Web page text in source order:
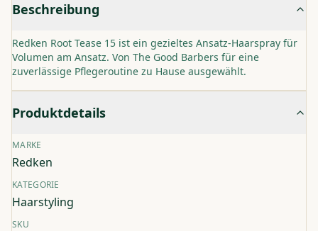
Beschreibung
Redken Root Tease 15 ist ein gezieltes Ansatz-Haarspray für
Volumen am Ansatz. Von The Good Barbers für eine
zuverlässige Pflegeroutine zu Hause ausgewählt.
Produktdetails
MARKE
Redken
KATEGORIE
Haarstyling
SKU